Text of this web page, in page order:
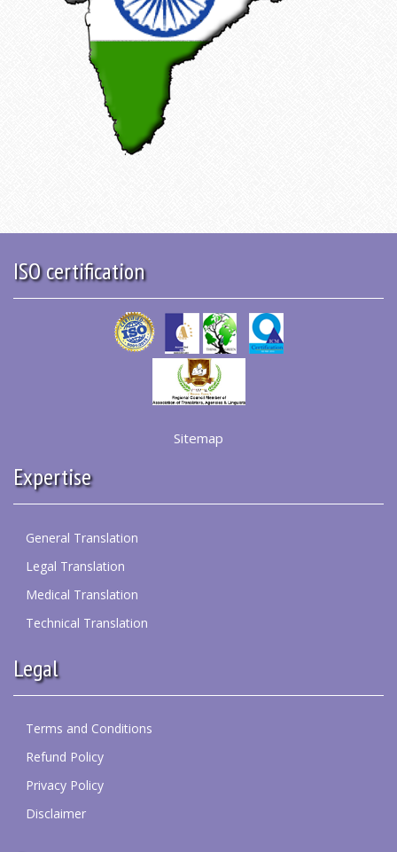
ISO certification
Sitemap
Expertise
General Translation
Legal Translation
Medical Translation
Technical Translation
Legal
Terms and Conditions
Refund Policy
Privacy Policy
Disclaimer